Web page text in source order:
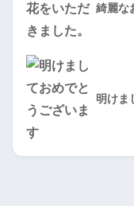
綺麗な
明けま